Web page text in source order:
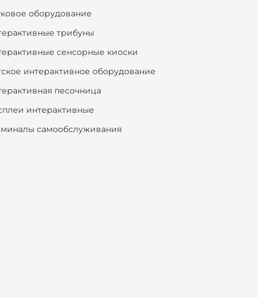
оборудование
трибуны
сенсорные киоски
интерактивное оборудование
песочница
интерактивные
самообслуживания